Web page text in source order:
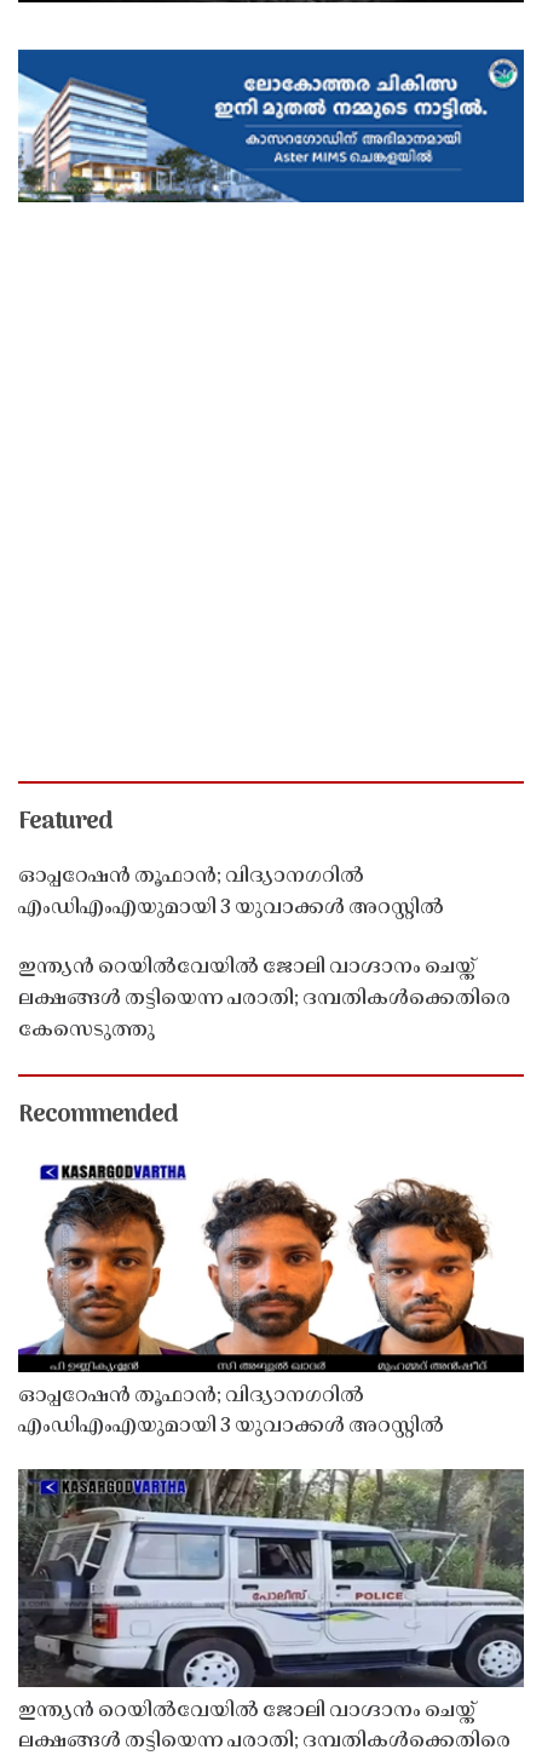
Featured
ഓപ്പറേഷൻ തൂഫാൻ; വിദ്യാനഗറിൽ
എംഡിഎംഎയുമായി 3 യുവാക്കൾ അറസ്റ്റിൽ
ഇന്ത്യൻ റെയിൽവേയിൽ ജോലി വാഗ്ദാനം ചെയ്ത്
ലക്ഷങ്ങൾ തട്ടിയെന്ന പരാതി; ദമ്പതികൾക്കെതിരെ
കേസെടുത്തു
Recommended
ഓപ്പറേഷൻ തൂഫാൻ; വിദ്യാനഗറിൽ
എംഡിഎംഎയുമായി 3 യുവാക്കൾ അറസ്റ്റിൽ
ഇന്ത്യൻ റെയിൽവേയിൽ ജോലി വാഗ്ദാനം ചെയ്ത്
ലക്ഷങ്ങൾ തട്ടിയെന്ന പരാതി; ദമ്പതികൾക്കെതിരെ